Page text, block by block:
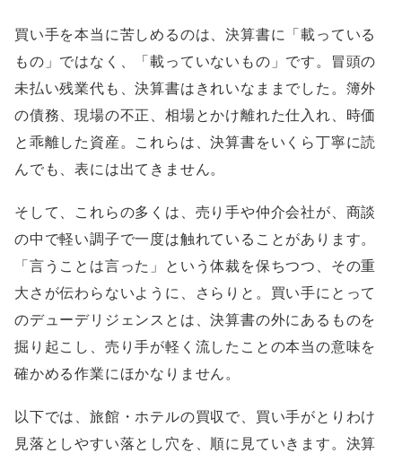
買い手を本当に苦しめるのは、決算書に「載っている
もの」ではなく、「載っていないもの」です。冒頭の
未払い残業代も、決算書はきれいなままでした。簿外
の債務、現場の不正、相場とかけ離れた仕入れ、時価
と乖離した資産。これらは、決算書をいくら丁寧に読
んでも、表には出てきません。
そして、これらの多くは、売り手や仲介会社が、商談
の中で軽い調子で一度は触れていることがあります。
「言うことは言った」という体裁を保ちつつ、その重
大さが伝わらないように、さらりと。買い手にとって
のデューデリジェンスとは、決算書の外にあるものを
掘り起こし、売り手が軽く流したことの本当の意味を
確かめる作業にほかなりません。
以下では、旅館・ホテルの買収で、買い手がとりわけ
見落としやすい落とし穴を、順に見ていきます。決算